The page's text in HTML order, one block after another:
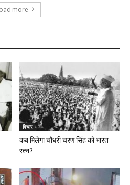
more
विचार
कब मिलेगा चौधरी चरण सिंह को भारत
रत्न?